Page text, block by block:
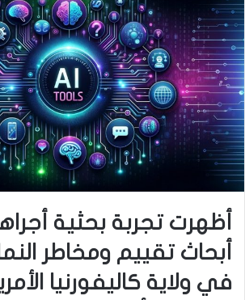
أظهرت تجربة بحثية
في ولاية كاليفورنيا